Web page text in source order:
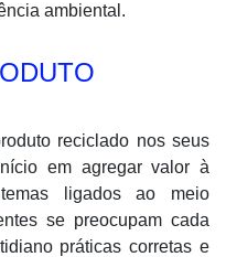
ambiental.
reciclado nos seus
em agregar valor à
ligados ao meio
se preocupam cada
práticas corretas e